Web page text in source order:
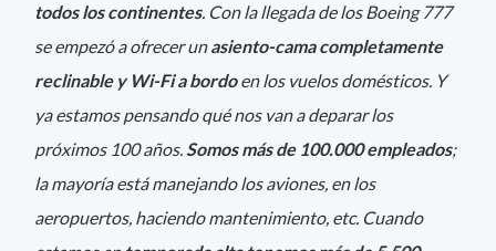
todos los continentes. Con la llegada de los Boeing 777
se empezó a ofrecer unasiento-cama completamente
reclinable y Wi-Fi a bordoen los vuelos domésticos. Y
ya estamos pensando qué nos van a deparar los
próximos 100 años.Somos más de 100.000 empleados;
la mayoría está manejando los aviones, en los
aeropuertos, haciendo mantenimiento, etc. Cuando